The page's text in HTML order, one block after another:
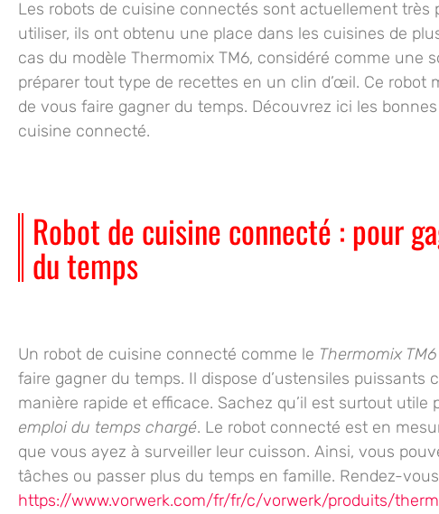
Les robots de cuisine connectés sont actuellement très
utiliser, ils ont obtenu une place dans les cuisines de
cas du modèle Thermomix TM6, considéré comme une
préparer tout type de recettes en un clin d’œil. Ce
de vous faire gagner du temps. Découvrez ici les
cuisine connecté.
Robot de cuisine connecté : pour
du temps
Un robot de cuisine connecté comme le Thermomix TM6
faire gagner du temps. Il dispose d’ustensiles puissants
manière rapide et efficace. Sachez qu’il est surtout utile
emploi du temps chargé. Le robot connecté est en
que vous ayez à surveiller leur cuisson. Ainsi, vous
tâches ou passer plus du temps en famille. Rendez-
https://www.vorwerk.com/fr/fr/c/vorwerk/produits/